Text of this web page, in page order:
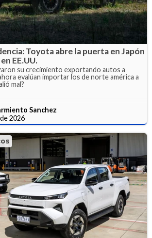
Toyota abre la puerta en Japón
EE.UU.
su crecimiento exportando autos a
evalúan importar los de norte américa a
mal?
Sanchez
2026